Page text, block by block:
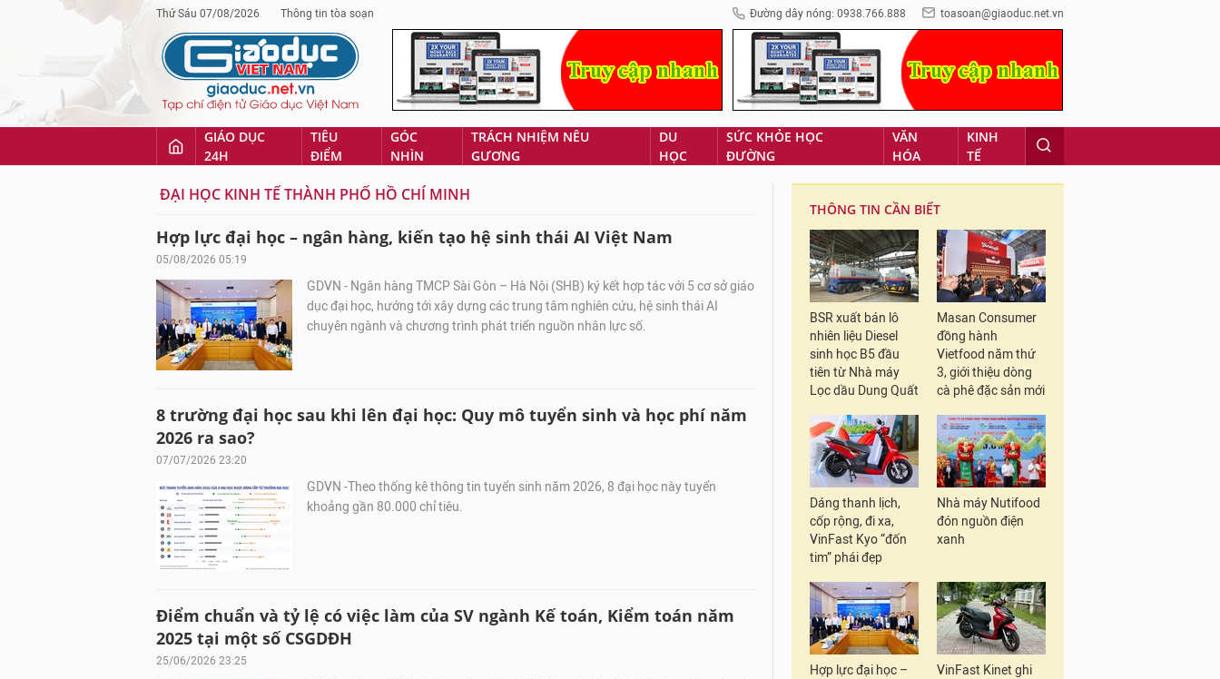
Thứ Sáu 07/08/2026 Thông tin tòa soạn Đường dây nóng: 0938.766.888 toasoan@giaoduc.net.vn
GIÁO DỤC
24H
TIÊU
ĐIỂM
GÓC
NHÌN
TRÁCH NHIỆM NÊU
GƯƠNG
DU
HỌC
SỨC KHỎE HỌC
ĐƯỜNG
VĂN
HÓA
KINH
TẾ
ĐẠI HỌC KINH TẾ THÀNH PHỐ HỒ CHÍ MINH
Hợp lực đại học – ngân hàng, kiến tạo hệ sinh thái AI Việt Nam
05/08/2026 05:19
GDVN - Ngân hàng TMCP Sài Gòn – Hà Nội (SHB) ký kết hợp tác với 5 cơ sở giáo
dục đại học, hướng tới xây dựng các trung tâm nghiên cứu, hệ sinh thái AI
chuyên ngành và chương trình phát triển nguồn nhân lực số.
8 trường đại học sau khi lên đại học: Quy mô tuyển sinh và học phí năm
2026 ra sao?
07/07/2026 23:20
GDVN -Theo thống kê thông tin tuyển sinh năm 2026, 8 đại học này tuyển
khoảng gần 80.000 chỉ tiêu.
Điểm chuẩn và tỷ lệ có việc làm của SV ngành Kế toán, Kiểm toán năm
2025 tại một số CSGDĐH
25/06/2026 23:25
THÔNG TIN CẦN BIẾT
BSR xuất bán lô
nhiên liệu Diesel
sinh học B5 đầu
tiên từ Nhà máy
Lọc dầu Dung Quất
Masan Consumer
đồng hành
Vietfood năm thứ
3, giới thiệu dòng
cà phê đặc sản mới
Dáng thanh lịch,
cốp rộng, đi xa,
VinFast Kyo “đốn
tim” phái đẹp
Nhà máy Nutifood
đón nguồn điện
xanh
Hợp lực đại học –
VinFast Kinet ghi